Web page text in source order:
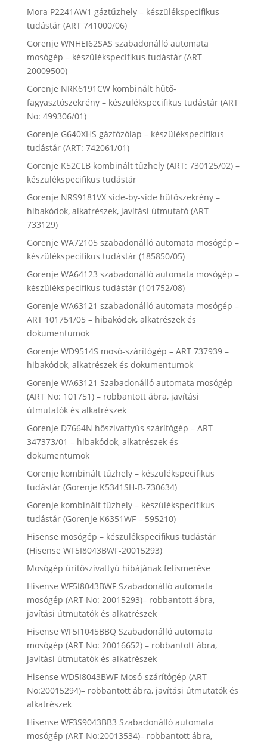
Mora P2241AW1 gáztűzhely – készülékspecifikus
tudástár (ART 741000/06)
Gorenje WNHEI62SAS szabadonálló automata
mosógép – készülékspecifikus tudástár (ART
20009500)
Gorenje NRK6191CW kombinált hűtő-
fagyasztószekrény – készülékspecifikus tudástár (ART
No: 499306/01)
Gorenje G640XHS gázfőzőlap – készülékspecifikus
tudástár (ART: 742061/01)
Gorenje K52CLB kombinált tűzhely (ART: 730125/02) –
készülékspecifikus tudástár
Gorenje NRS9181VX side-by-side hűtőszekrény –
hibakódok, alkatrészek, javítási útmutató (ART
733129)
Gorenje WA72105 szabadonálló automata mosógép –
készülékspecifikus tudástár (185850/05)
Gorenje WA64123 szabadonálló automata mosógép –
készülékspecifikus tudástár (101752/08)
Gorenje WA63121 szabadonálló automata mosógép –
ART 101751/05 – hibakódok, alkatrészek és
dokumentumok
Gorenje WD9514S mosó-szárítógép – ART 737939 –
hibakódok, alkatrészek és dokumentumok
Gorenje WA63121 Szabadonálló automata mosógép
(ART No: 101751) – robbantott ábra, javítási
útmutatók és alkatrészek
Gorenje D7664N hőszivattyús szárítógép – ART
347373/01 – hibakódok, alkatrészek és
dokumentumok
Gorenje kombinált tűzhely – készülékspecifikus
tudástár (Gorenje K5341SH-B-730634)
Gorenje kombinált tűzhely – készülékspecifikus
tudástár (Gorenje K6351WF – 595210)
Hisense mosógép – készülékspecifikus tudástár
(Hisense WF5I8043BWF-20015293)
Mosógép ürítőszivattyú hibájának felismerése
Hisense WF5I8043BWF Szabadonálló automata
mosógép (ART No: 20015293)– robbantott ábra,
javítási útmutatók és alkatrészek
Hisense WF5I1045BBQ Szabadonálló automata
mosógép (ART No: 20016652) – robbantott ábra,
javítási útmutatók és alkatrészek
Hisense WD5I8043BWF Mosó-szárítógép (ART
No:20015294)– robbantott ábra, javítási útmutatók és
alkatrészek
Hisense WF3S9043BB3 Szabadonálló automata
mosógép (ART No:20013534)– robbantott ábra,